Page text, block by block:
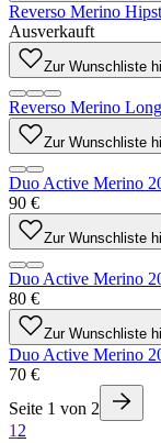
Reverso Merino
Ausverkauft
Zur Wunschliste
Reverso Merino
Zur Wunschliste
Duo Active Merino
90 €
Zur Wunschliste
Duo Active Merino
80 €
Zur Wunschliste
Duo Active Merino
70 €
Seite 1 von 2
1 2